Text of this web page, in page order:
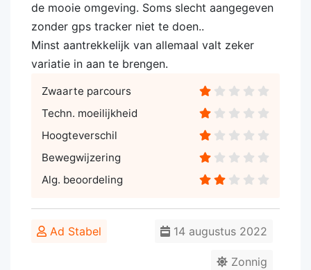
de mooie omgeving. Soms slecht aangegeven
zonder gps tracker niet te doen..
Minst aantrekkelijk van allemaal valt zeker
variatie in aan te brengen.
Zwaarte parcours
Techn. moeilijkheid
Hoogteverschil
Bewegwijzering
Alg. beoordeling
Ad Stabel 14 augustus 2022
Zonnig